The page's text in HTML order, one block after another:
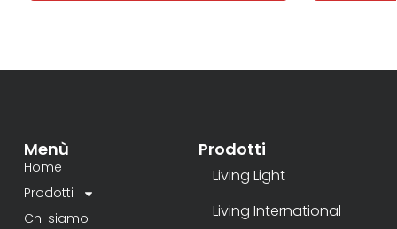
Menù
Home
Prodotti
Chi siamo
Prodotti
Living Light
Living International